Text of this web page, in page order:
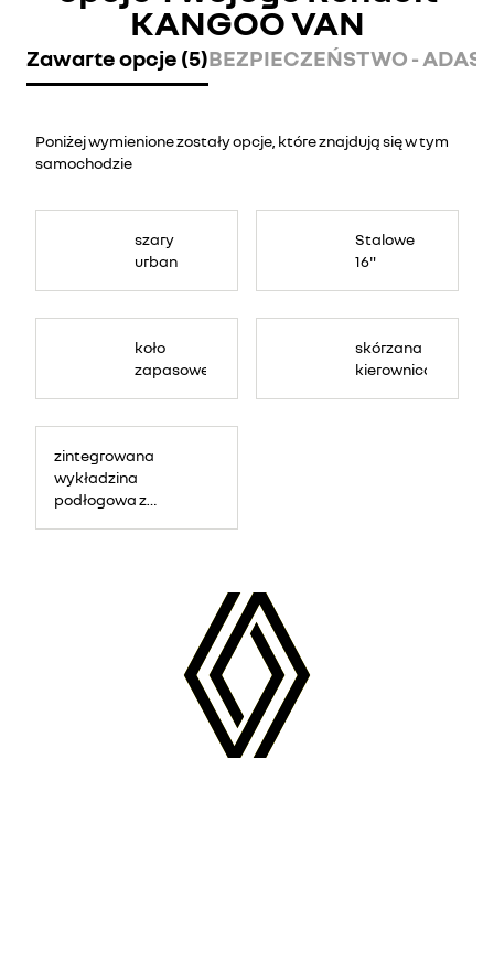
KANGOO VAN
Zawarte opcje (5)BEZPIECZEŃSTWO - ADAS
Poniżej wymienione zostały opcje, które znajdują się w tym
samochodzie
szary
urban
Stalowe
16"
koło
zapasowe
skórzana
kierownica
zintegrowana
wykładzina
podłogowa z